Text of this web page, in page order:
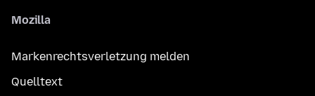
Mozilla
Markenrechtsverletzung melden
Quelltext